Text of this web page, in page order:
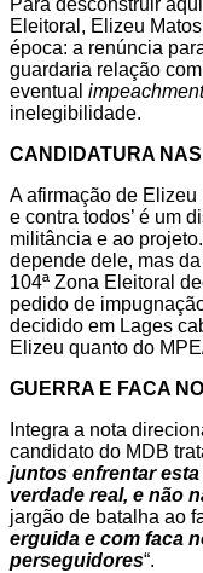
Para desconstruir
Eleitoral, Elizeu
época: a renúncia
guardaria relação
eventual impeachment
inelegibilidade.
CANDIDATURA
A afirmação de Elizeu
e contra todos’ é um
militância e ao
depende dele, mas
104ª Zona Eleitoral
pedido de
decidido em Lages
Elizeu quanto do
GUERRA E FACA
Integra a nota
candidato do MDB
juntos enfrentar
verdade real, e não
jargão de batalha ao
erguida e com faca
perseguidores“.